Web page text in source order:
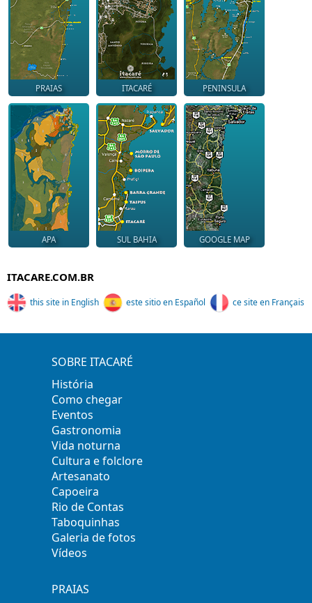
PRAIAS ITACARÉ PENINSULA
APA SUL BAHIA GOOGLE MAP
ITACARE.COM.BR
this site in English este sitio en Español ce site en Français
SOBRE ITACARÉ
História
Como chegar
Eventos
Gastronomia
Vida noturna
Cultura e folclore
Artesanato
Capoeira
Rio de Contas
Taboquinhas
Galeria de fotos
Vídeos
PRAIAS